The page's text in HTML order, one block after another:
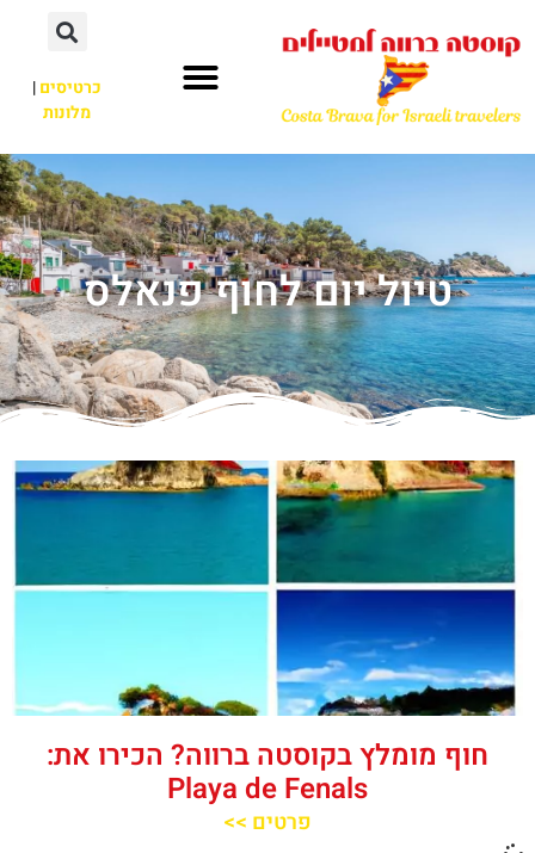
כרטיסים|
מלונות
טיול יום לחוף פנאלס
חוף מומלץ בקוסטה ברווה? הכירו את:
Playa de Fenals‬‬
פרטים >>